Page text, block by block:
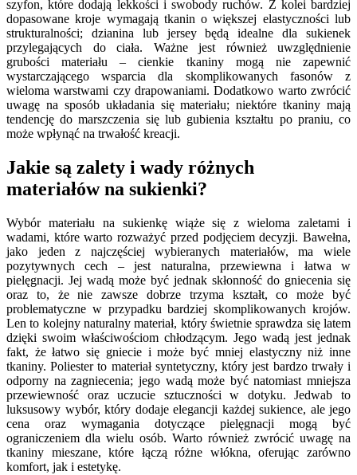
szyfon, które dodają lekkości i swobody ruchów. Z kolei bardziej
dopasowane kroje wymagają tkanin o większej elastyczności lub
strukturalności; dzianina lub jersey będą idealne dla sukienek
przylegających do ciała. Ważne jest również uwzględnienie
grubości materiału – cienkie tkaniny mogą nie zapewnić
wystarczającego wsparcia dla skomplikowanych fasonów z
wieloma warstwami czy drapowaniami. Dodatkowo warto zwrócić
uwagę na sposób układania się materiału; niektóre tkaniny mają
tendencję do marszczenia się lub gubienia kształtu po praniu, co
może wpłynąć na trwałość kreacji.
Jakie są zalety i wady różnych
materiałów na sukienki?
Wybór materiału na sukienkę wiąże się z wieloma zaletami i
wadami, które warto rozważyć przed podjęciem decyzji. Bawełna,
jako jeden z najczęściej wybieranych materiałów, ma wiele
pozytywnych cech – jest naturalna, przewiewna i łatwa w
pielęgnacji. Jej wadą może być jednak skłonność do gniecenia się
oraz to, że nie zawsze dobrze trzyma kształt, co może być
problematyczne w przypadku bardziej skomplikowanych krojów.
Len to kolejny naturalny materiał, który świetnie sprawdza się latem
dzięki swoim właściwościom chłodzącym. Jego wadą jest jednak
fakt, że łatwo się gniecie i może być mniej elastyczny niż inne
tkaniny. Poliester to materiał syntetyczny, który jest bardzo trwały i
odporny na zagniecenia; jego wadą może być natomiast mniejsza
przewiewność oraz uczucie sztuczności w dotyku. Jedwab to
luksusowy wybór, który dodaje elegancji każdej sukience, ale jego
cena oraz wymagania dotyczące pielęgnacji mogą być
ograniczeniem dla wielu osób. Warto również zwrócić uwagę na
tkaniny mieszane, które łączą różne włókna, oferując zarówno
komfort, jak i estetykę.